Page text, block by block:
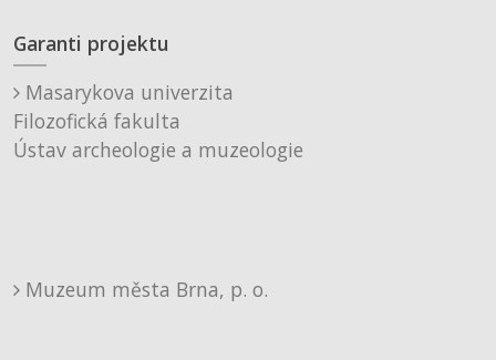
Garanti projektu
Masarykova univerzita
Filozofická fakulta
Ústav archeologie a muzeologie
Muzeum města Brna, p. o.